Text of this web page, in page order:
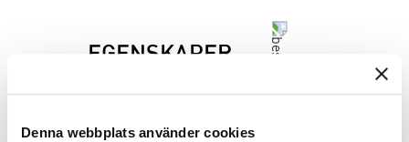
Denna webbplats använder cookies
EGENSKAPER